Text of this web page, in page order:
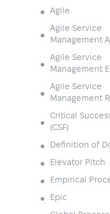
Agile
Agile Service
Management
Agile Service
Management
Agile Service
Management
Critical
(CSF)
Definition of
Elevator Pitch
Empirical
Epic